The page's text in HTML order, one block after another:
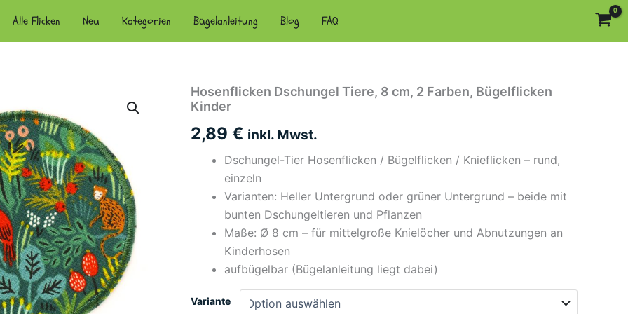
Alle Flicken Neu Kategorien Bügelanleitung Blog FAQ
Hosenflicken Dschungel Tiere, 8 cm, 2 Farben, Bügelflicken
Kinder
2,89 € inkl. Mwst.
Dschungel-Tier Hosenflicken / Bügelflicken / Knieflicken – rund,
einzeln
Varianten: Heller Untergrund oder grüner Untergrund – beide mit
bunten Dschungeltieren und Pflanzen
Maße: Ø 8 cm – für mittelgroße Knielöcher und Abnutzungen an
Kinderhosen
aufbügelbar (Bügelanleitung liegt dabei)
Variante